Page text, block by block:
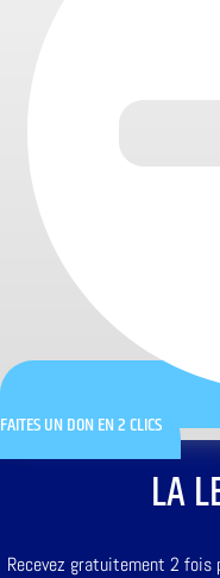
FAITES UN DON EN 2 CLICS
LA
Recevez gratuitement 2